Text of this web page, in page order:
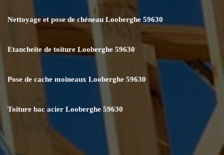
Nettoyage et pose de chéneau Looberghe 59630
Etancheite de toiture Looberghe 59630
Pose de cache moineaux Looberghe 59630
Toiture bac acier Looberghe 59630